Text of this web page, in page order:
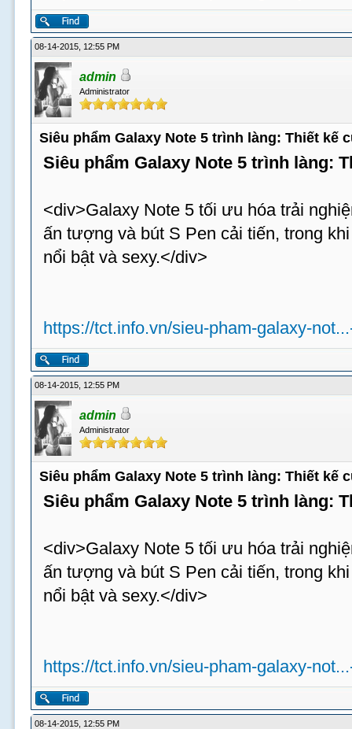
08-14-2015, 12:55 PM
admin
Administrator
Siêu phẩm Galaxy Note 5 trình làng: Thiết kế
Siêu phẩm Galaxy Note 5 trình làng:
<div>Galaxy Note 5 tối ưu hóa trải
ấn tượng và bút S Pen cải tiến, trong
nổi bật và sexy.</div>
https://tct.info.vn/sieu-pham-galaxy-
08-14-2015, 12:55 PM
admin
Administrator
Siêu phẩm Galaxy Note 5 trình làng: Thiết kế
Siêu phẩm Galaxy Note 5 trình làng:
<div>Galaxy Note 5 tối ưu hóa trải
ấn tượng và bút S Pen cải tiến, trong
nổi bật và sexy.</div>
https://tct.info.vn/sieu-pham-galaxy-
08-14-2015, 12:55 PM